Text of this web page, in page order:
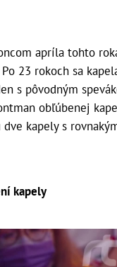
apríla tohto
23 rokoch sa
s pôvodným
obľúbenej
kapely s
kapely